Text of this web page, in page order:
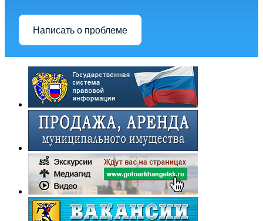
Написать о проблеме